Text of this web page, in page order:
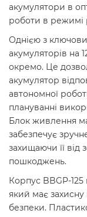
акумулятори в
роботи в режимі
Однією з
акумуляторів на
окремо. Це
акумулятор
автономної
плануванні
Блок живлення
забезпечує
захищаючи її від
пошкоджень.
Корпус BBGP-
який має
безпеки.